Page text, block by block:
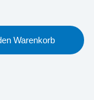
Warenkorb